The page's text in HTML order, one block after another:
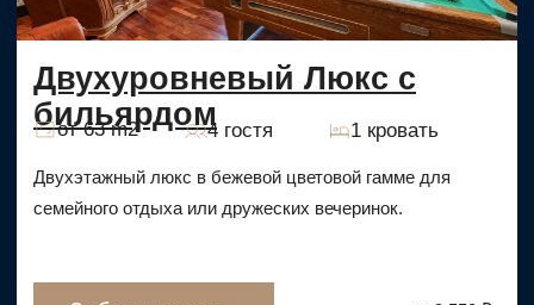
классических серых тонах. Из номера открывается вид
на исторический Певческий переулок.
от 14 300 ₽
Забронировать